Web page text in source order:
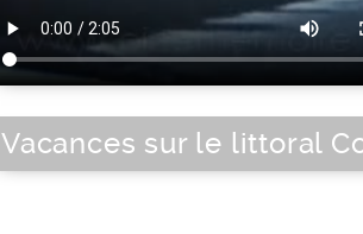
Vacances sur le littoral